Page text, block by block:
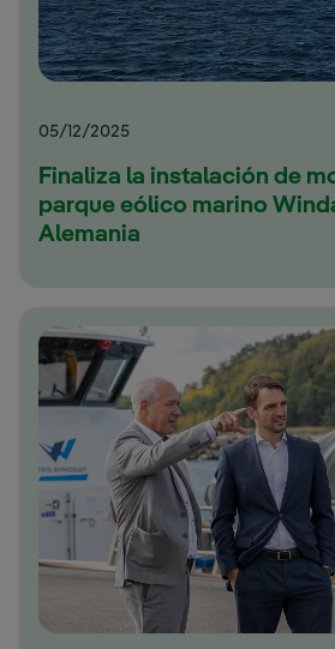
05/12/2025
Finaliza la instalación de
parque eólico marino
Alemania